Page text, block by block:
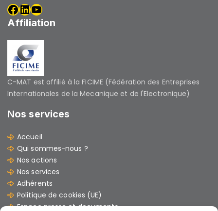
Affiliation
C-MAT est affilié à la FICIME (Fédération des Entreprises
Internationales de la Mecanique et de l'Electronique)
Nos services
Accueil
Qui sommes-nous ?
Nos actions
Nos services
Adhérents
Politique de cookies (UE)
Espace presse et documents